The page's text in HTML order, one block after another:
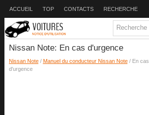
ACCUEIL TOP CONTACTS RECHERCHE
Nissan Note: En cas d'urgence
Nissan Note/ Manuel du conducteur Nissan Note/ En cas
d'urgence